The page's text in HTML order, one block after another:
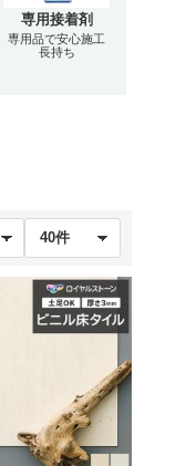
専用接着剤
専用品で安心施工
長持ち